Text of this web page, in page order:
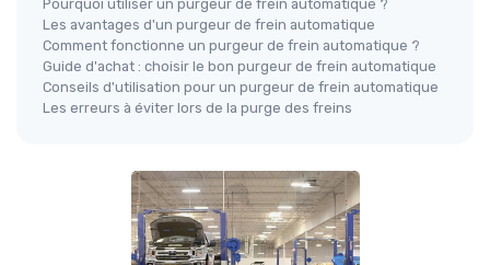
Pourquoi utiliser un purgeur de frein automatique ?
Les avantages d'un purgeur de frein automatique
Comment fonctionne un purgeur de frein automatique ?
Guide d'achat : choisir le bon purgeur de frein automatique
Conseils d'utilisation pour un purgeur de frein automatique
Les erreurs à éviter lors de la purge des freins